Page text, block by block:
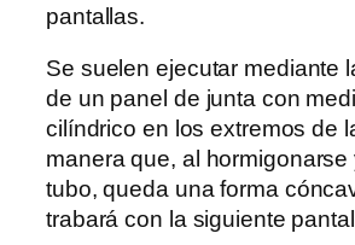
pantallas.
Se suelen ejecutar mediante
de un panel de junta con
cilíndrico en los extremos de
manera que, al hormigonarse
tubo, queda una forma
trabará con la siguiente